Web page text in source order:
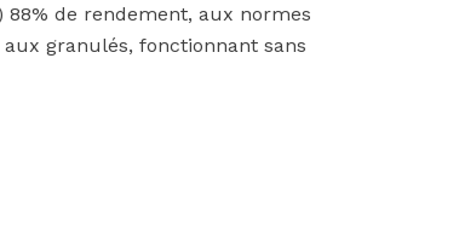
de rendement, aux normes
granulés, fonctionnant sans